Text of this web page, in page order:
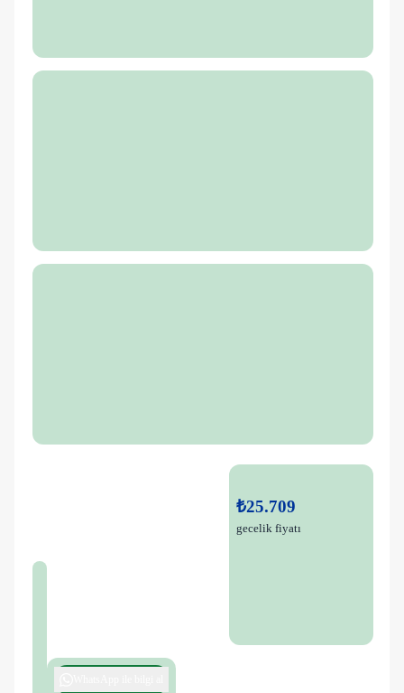
₺25.709
gecelik fiyatı